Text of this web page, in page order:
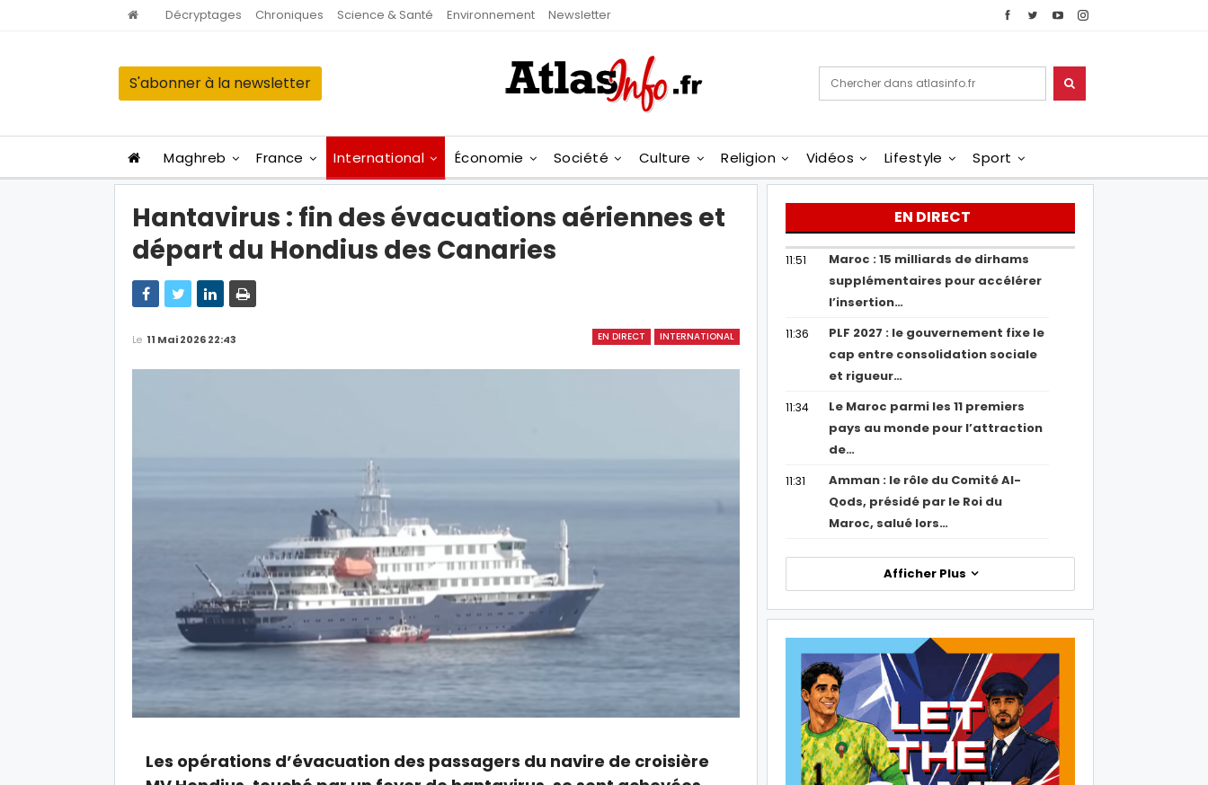
Décryptages Chroniques Science & Santé Environnement Newsletter
S'abonner à la newsletter
Maghreb France International Économie Société Culture Religion Vidéos Lifestyle Sport
Hantavirus : fin des évacuations aériennes et
départ du Hondius des Canaries
EN DIRECT INTERNATIONAL
Le 11 Mai 2026 22:43
Les opérations d’évacuation des passagers du navire de croisière
EN DIRECT
11:51
Maroc : 15 milliards de dirhams
supplémentaires pour accélérer
l’insertion…
11:36
PLF 2027 : le gouvernement fixe le
cap entre consolidation sociale
et rigueur…
11:34
Le Maroc parmi les 11 premiers
pays au monde pour l’attraction
de…
11:31
Amman : le rôle du Comité Al-
Qods, présidé par le Roi du
Maroc, salué lors…
Afficher Plus